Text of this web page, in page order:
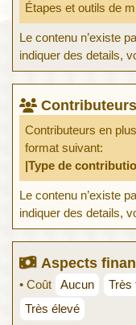
Étapes et outils de
Le contenu n’existe
indiquer des details,
Contributeurs
Contributeurs en
format suivant:
|Type de
Le contenu n’existe
indiquer des details,
Aspects
• Coût Aucun Très
Très élevé